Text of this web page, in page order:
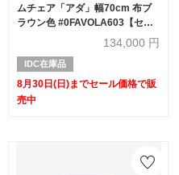
ムチェア「アダ」幅70cm 布ブ
ラウン色 #0FAVOLA603【セー
ル対象品のため50%OFF】
134,000 円
IDC在庫品
8月30日(日)までセール価格で販
売中